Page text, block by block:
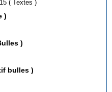
• Tome 2 : Les deux tours / Fév 2015 ( Textes )
)
)
bulles )